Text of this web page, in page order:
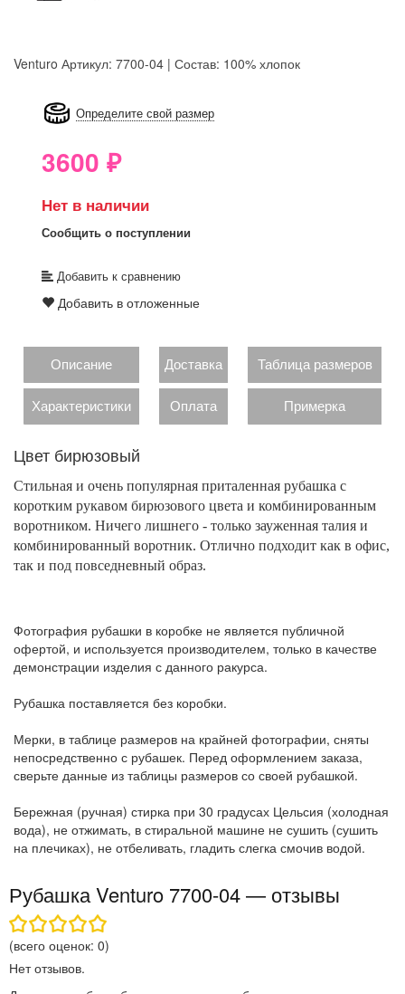
Venturo Артикул: 7700-04 | Состав: 100% хлопок
Определите свой размер
3600 ₽
Нет в наличии
Сообщить о поступлении
Добавить к сравнению
Добавить в отложенные
Описание Доставка Таблица размеров
Характеристики Оплата Примерка
Цвет бирюзовый
Стильная и очень популярная приталенная рубашка с
коротким рукавом бирюзового цвета и комбинированным
воротником. Ничего лишнего - только зауженная талия и
комбинированный воротник. Отлично подходит как в офис,
так и под повседневный образ.
Фотография рубашки в коробке не является публичной
офертой, и используется производителем, только в качестве
демонстрации изделия с данного ракурса.
Рубашка поставляется без коробки.
Мерки, в таблице размеров на крайней фотографии, сняты
непосредственно с рубашек. Перед оформлением заказа,
сверьте данные из таблицы размеров со своей рубашкой.
Бережная (ручная) стирка при 30 градусах Цельсия (холодная
вода), не отжимать, в стиральной машине не сушить (сушить
на плечиках), не отбеливать, гладить слегка смочив водой.
Рубашка Venturo 7700-04 — отзывы
(всего оценок: 0)
Нет отзывов.